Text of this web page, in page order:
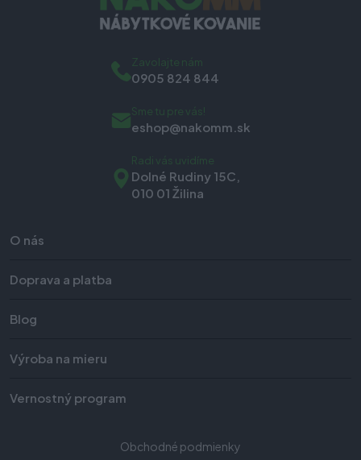
O nás
Doprava a platba
Blog
Výroba na mieru
Vernostný program
Obchodné podmienky
Zavolajte nám
0905 824 844
Sme tu pre vás!
eshop@nakomm.sk
Radi vás uvidíme
Dolné Rudiny 15C,
010 01 Žilina